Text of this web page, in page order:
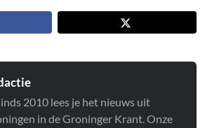
2010 lees je het nieuws uit
in de Groninger Krant. Onze